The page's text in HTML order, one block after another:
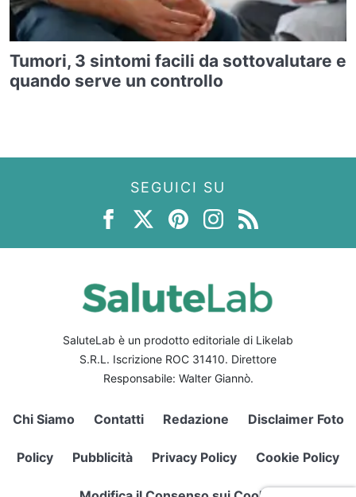
Tumori, 3 sintomi facili da sottovalutare e
quando serve un controllo
SEGUICI SU
SaluteLab è un prodotto editoriale di Likelab
S.R.L. Iscrizione ROC 31410. Direttore
Responsabile: Walter Giannò.
Chi Siamo Contatti Redazione Disclaimer Foto
Policy Pubblicità Privacy Policy Cookie Policy